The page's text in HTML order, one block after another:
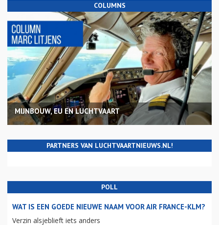
COLUMNS
MIJNBOUW, EU EN LUCHTVAART
PARTNERS VAN LUCHTVAARTNIEUWS.NL!
POLL
WAT IS EEN GOEDE NIEUWE NAAM VOOR AIR FRANCE-KLM?
Verzin alsjeblieft iets anders